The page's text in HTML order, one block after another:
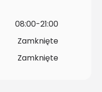
08:00-21:00
Zamknięte
Zamknięte